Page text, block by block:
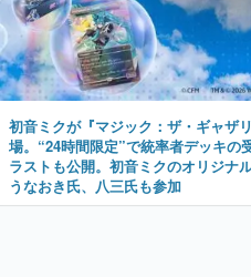
初音ミクが『マジック：ザ・ギャザ
場。“24時間限定”で統率者デッキの
ラストも公開。初音ミクのオリジナ
うなおき氏、八三氏も参加